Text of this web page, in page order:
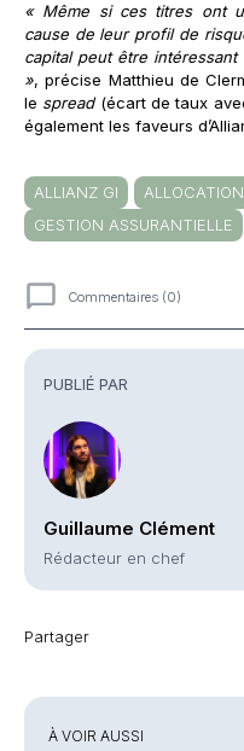
PUBLIÉ PAR
Guillaume Clément
Rédacteur en chef
Partager
« Même si ces titres ont
cause de leur profil de
capital peut être
», précise Matthieu de
le spread(écart de taux
également les faveurs
ALLIANZ GI
GESTION ASSURANTIELLE
Commentaires (0)
À VOIR AUSSI